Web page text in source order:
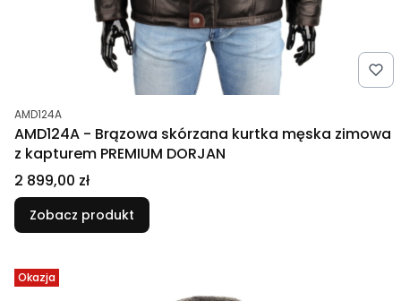
Kod produktu
AMD124A
AMD124A - Brązowa skórzana kurtka męska zimowa
z kapturem PREMIUM DORJAN
Cena
2 899,00 zł
Zobacz produkt
Okazja